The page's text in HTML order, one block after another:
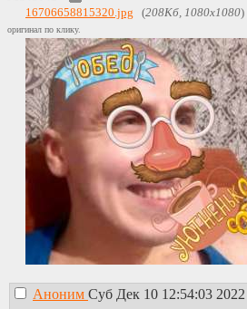
16706658815320.jpg (208Кб, 1080x1080)
оригинал по клику.
Аноним Суб Дек 10 12:54:03 2022